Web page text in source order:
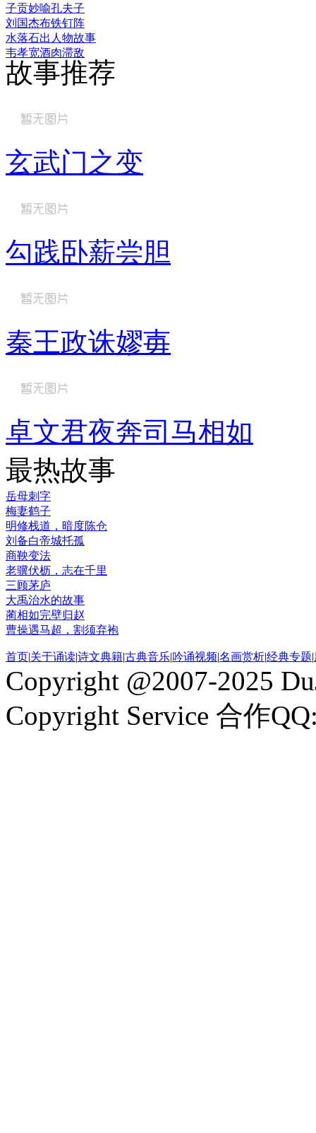
子贡妙喻孔夫子
刘国杰布铁钉阵
水落石出人物故事
韦孝宽酒肉滞敌
故事推荐
玄武门之变
勾践卧薪尝胆
秦王政诛嫪毐
卓文君夜奔司马相如
最热故事
岳母刺字
梅妻鹤子
明修栈道，暗度陈仓
刘备白帝城托孤
商鞅变法
老骥伏枥，志在千里
三顾茅庐
大禹治水的故事
蔺相如完壁归赵
曹操遇马超，割须弃袍
首页|关于诵读|诗文典籍|古典音乐|吟诵视频|名画赏析|经典专题|
Copyright @2007-2025
Copyright Service 合作